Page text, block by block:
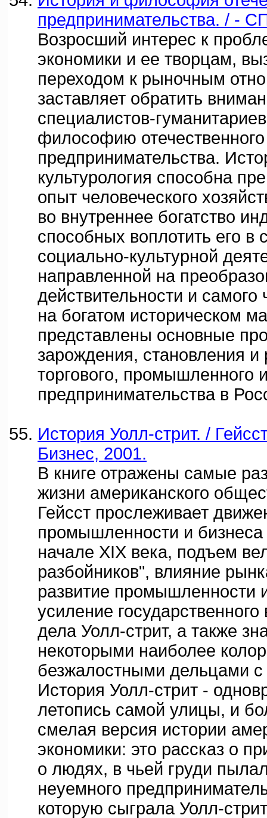
предпринимательства. / -
Возросший интерес к
экономики и ее творцам,
переходом к рыночным
заставляет обратить
специалистов-
философию отечественного
предпринимательства.
культурология способна
опыт человеческого
во внутреннее богатство
способных воплотить его в
социально-культурной
направленной на
действительности и самого
на богатом историческом
представлены основные
зарождения, становления и
торгового, промышленного
предпринимательства в
История Уолл-стрит. /
Бизнес, 2001.
В книге отражены самые
жизни американского
Гейсст прослеживает
промышленности и
начале XIX века, подъем
разбойников", влияние
развитие промышленности
усиление
дела Уолл-стрит, а также
некоторыми наиболее
безжалостными дельцами с
История Уолл-стрит -
летопись самой улицы, и
смелая версия истории
экономики: это рассказ о
о людях, в чьей груди
неуемного
которую сыграла Уолл-